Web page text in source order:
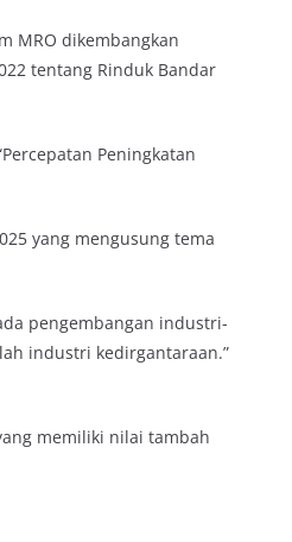
MRO dikembangkan
tentang Rinduk Bandar
Peningkatan
yang mengusung tema
pengembangan industri-
industri kedirgantaraan.”
memiliki nilai tambah